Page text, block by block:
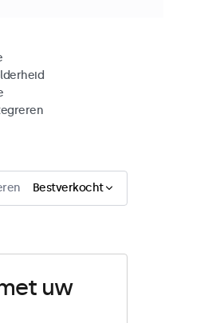
Bestverkocht
uw